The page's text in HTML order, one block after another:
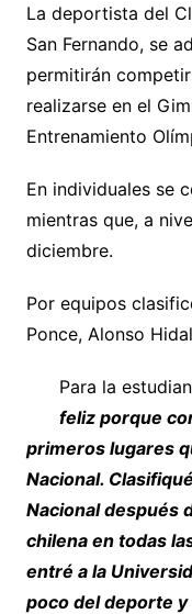
La deportista del
San Fernando, se
permitirán
realizarse en el
Entrenamiento
En individuales se
mientras que, a
diciembre.
Por equipos
Ponce, Alonso
Para la
feliz porque
primeros lugares
Nacional.
Nacional después
chilena en todas
entré a la
poco del deporte y